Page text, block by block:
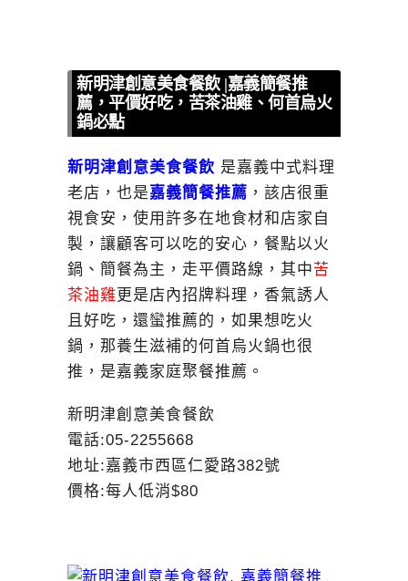
新明津創意美食餐飲 |嘉義簡餐推
薦，平價好吃，苦茶油雞、何首烏火
鍋必點
新明津創意美食餐飲 是嘉義中式料理
老店，也是嘉義簡餐推薦 ，該店很重
視食安，使用許多在地食材和店家自
製，讓顧客可以吃的安心，餐點以火
鍋、簡餐為主，走平價路線，其中苦
茶油雞更是店內招牌料理，香氣誘人
且好吃，還蠻推薦的，如果想吃火
鍋，那養生滋補的何首烏火鍋也很
推，是嘉義家庭聚餐推薦。
新明津創意美食餐飲
電話:05-2255668
地址:嘉義市西區仁愛路382號
價格:每人低消$80